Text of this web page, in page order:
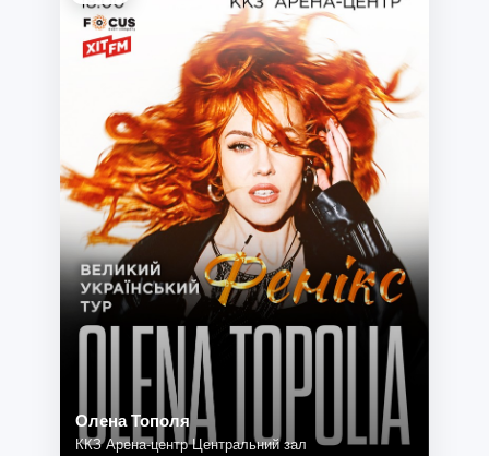
Олена Тополя
ККЗ Арена-центр Центральний зал